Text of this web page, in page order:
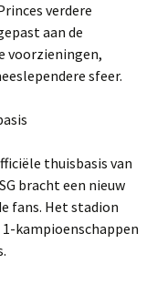
verdere
aan de
voorzieningen,
sfeer.
thuisbasis van
bracht een nieuw
fans. Het stadion
kampioenschappen